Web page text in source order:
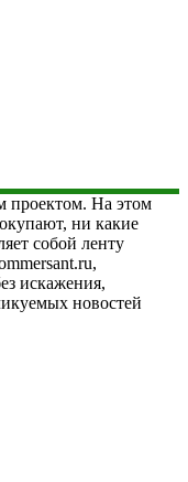
проектом. На этом
ни какие
собой ленту
искажения,
новостей